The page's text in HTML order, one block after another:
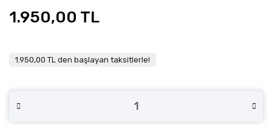
1.950,00 TL
1.950,00 TL den başlayan taksitlerle!